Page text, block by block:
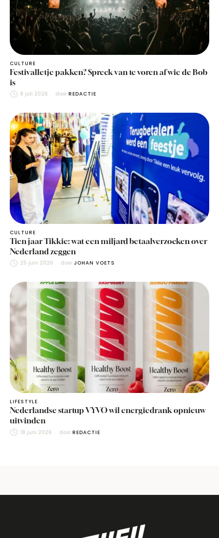
CULTURE
Festivalletje pakken? Spreek van te voren af wie de Bob
is
8 juli 2026 door REDACTIE
CULTURE
Tien jaar Tikkie: wat een miljard betaalverzoeken over
Nederland zeggen
25 juni 2026 door JOHAN VOETS
LIFESTYLE
Nederlandse startup VYVO wil energiedrank opnieuw
uitvinden
18 juni 2026 door REDACTIE